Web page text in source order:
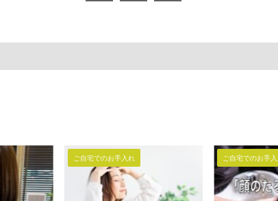
ご自宅でのお手入れ ご自宅でのお手入